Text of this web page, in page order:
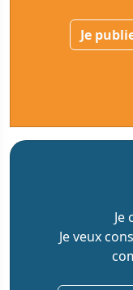
Je
Je
Je veux